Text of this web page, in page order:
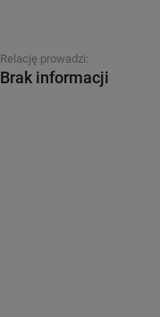
Relację prowadzi:
Brak informacji